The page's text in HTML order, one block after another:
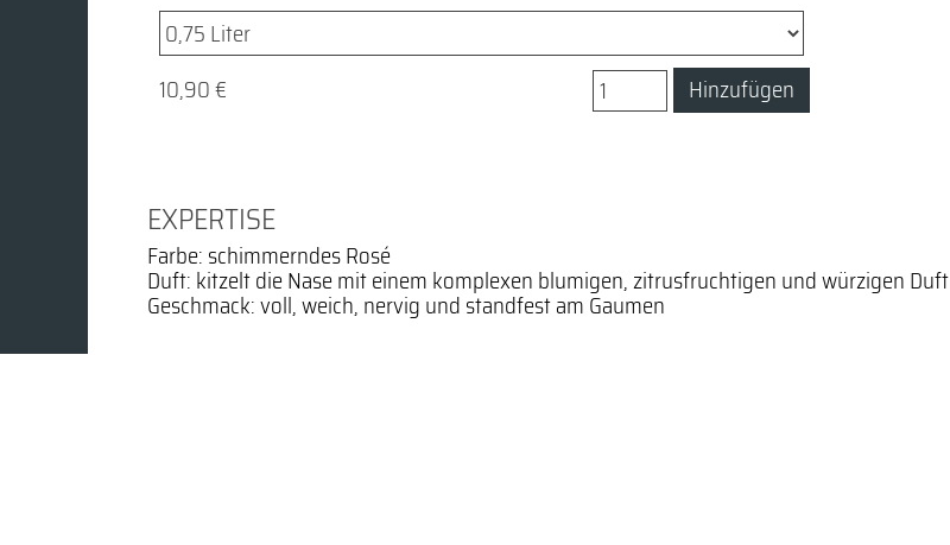
10,90 € Hinzufügen
EXPERTISE
Farbe: schimmerndes Rosé
Duft: kitzelt die Nase mit einem komplexen blumigen, zitrusfruchtigen und würzigen Duft
Geschmack: voll, weich, nervig und standfest am Gaumen